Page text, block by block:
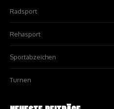
Radsport
Rehasport
Sportabzeichen
Turnen